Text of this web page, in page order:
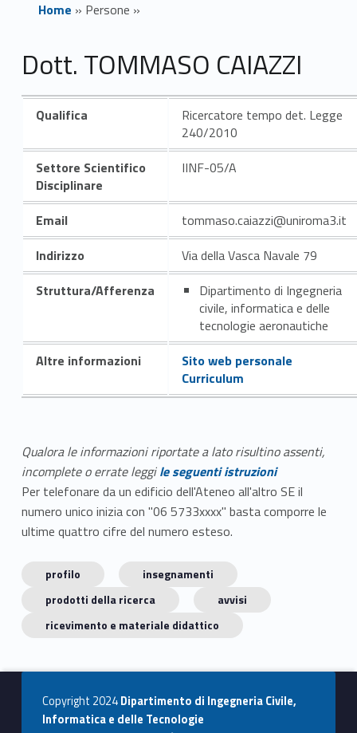
Home » Persone »
Dott. TOMMASO CAIAZZI
Qualifica
Ricercatore tempo det. Legge
240/2010
Settore Scientifico
Disciplinare
IINF-05/A
Email
tommaso.caiazzi@uniroma3.it
Indirizzo
Via della Vasca Navale 79
Struttura/Afferenza
Dipartimento di Ingegneria
civile, informatica e delle
tecnologie aeronautiche
Altre informazioni
Sito web personale
Curriculum
Qualora le informazioni riportate a lato risultino assenti,
incomplete o errate leggile seguenti istruzioni
Per telefonare da un edificio dell'Ateneo all'altro SE il
numero unico inizia con "06 5733xxxx" basta comporre le
ultime quattro cifre del numero esteso.
profilo
insegnamenti
prodotti della ricerca
avvisi
ricevimento e materiale didattico
Copyright 2024Dipartimento di Ingegneria Civile,
Informatica e delle Tecnologie